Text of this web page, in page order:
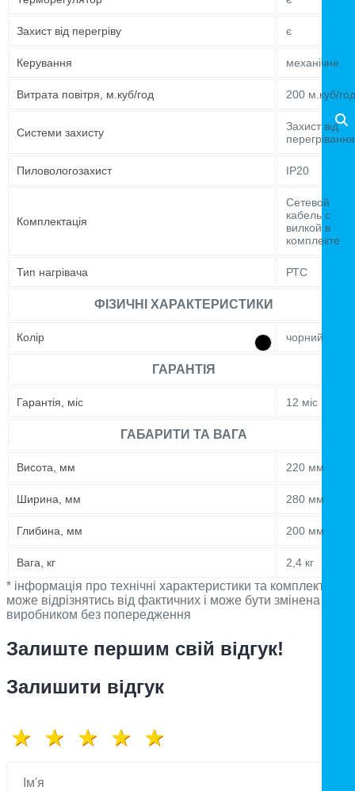
Захист від перегріву є
Керування механічне
Витрата повітря, м.куб/год 200 м.куб/год
Системи захисту
Захист від
Пиловологозахист IP20
Комплектація
Сетевой
кабель с
вилкой в
комплекте
Тип нагрівача РТС
ФІЗИЧНІ ХАРАКТЕРИСТИКИ
Колір чорний
ГАРАНТІЯ
Гарантія, міс 12 міс
ГАБАРИТИ ТА ВАГА
Висота, мм 220 мм
Ширина, мм 280 мм
Глибина, мм 200 мм
Вага, кг 2,4 кг
* інформація про технічні характеристики та комплектацію
може відрізнятись від фактичних і може бути змінена
виробником без попередження
Залиште першим свій відгук!
Залишити відгук